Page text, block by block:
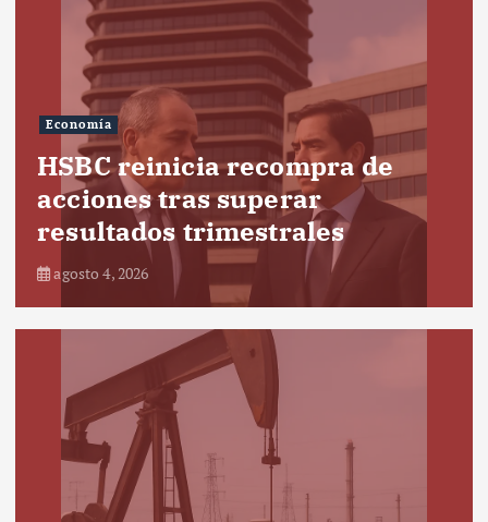
Economía
HSBC reinicia recompra de
acciones tras superar
resultados trimestrales
agosto 4, 2026